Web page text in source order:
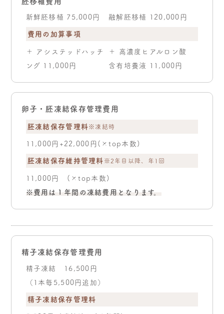
新鮮胚移植 75,000円 融解胚移植 120,000円
費用の加算事項
＋ アシステッドハッチ
ング 11,000円
＋ 高濃度ヒアルロン酸
含有培養液 11,000円
卵子・胚凍結保存管理費用
胚凍結保存管理料※凍結時
11,000円+22,000円(×top本数)
胚凍結保存維持管理料 ※2年目以降、年1回
11,000円 (×top本数)
※費用は１年間の凍結費用となります。
精子凍結保存管理費用
精子凍結 16,500円
（1本毎5,500円追加）
精子凍結保存管理料